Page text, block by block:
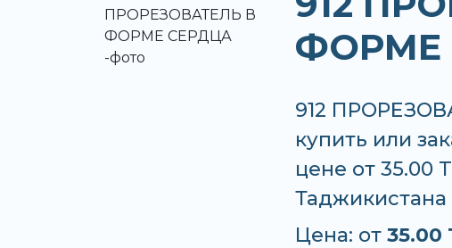
ФОРМЕ
912
купить или
цене от 35.00
Таджикистана
Цена: от 35.00